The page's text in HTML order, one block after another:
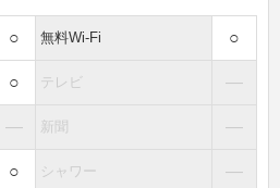
○ 無料Wi-Fi ○
○ テレビ ―
― 新聞 ―
○ シャワー ―